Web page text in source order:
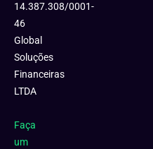
14.387.308/0001-
46
Global
Soluções
Financeiras
LTDA
Faça
um